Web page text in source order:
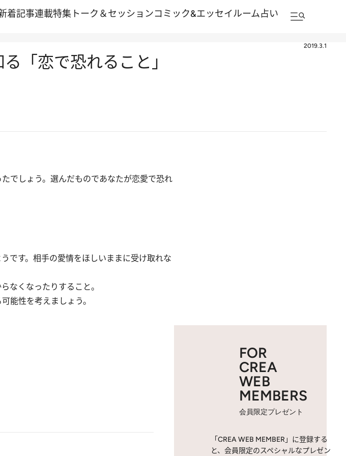
着記事連載特集 トーク＆セッションコミック&エッセイルーム占い
2019.3.1
「恋で恐れること」
でしょう。選んだものであなたが恋愛で恐れ
です。相手の愛情をほしいままに受け取れな
なくなったりすること。
能性を考えましょう。
FOR
CREA
WEB
MEMBERS
会員限定プレゼント
「CREA WEB MEMBER」に登録する
と、会員限定のスペシャルなプレゼン